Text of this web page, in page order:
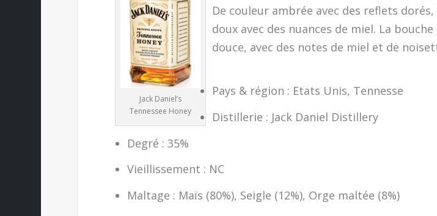
Jack Daniel’s
Tennessee Honey
De couleur ambrée avec des reflets
doux avec des nuances de miel. La
douce, avec des notes de miel et de
Pays & région : Etats Unis, Tennesse
Distillerie : Jack Daniel Distillery
Degré : 35%
Vieillissement : NC
Maltage : Maïs (80%), Seigle (12%), Orge maltée (8%)